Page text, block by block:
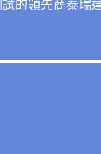
試的領先商泰